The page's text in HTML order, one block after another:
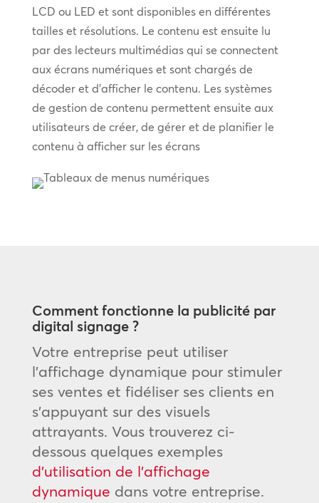
LCD ou LED et sont disponibles en différentes
tailles et résolutions. Le contenu est ensuite lu
par des lecteurs multimédias qui se connectent
aux écrans numériques et sont chargés de
décoder et d’afficher le contenu. Les systèmes
de gestion de contenu permettent ensuite aux
utilisateurs de créer, de gérer et de planifier le
contenu à afficher sur les écrans
Comment fonctionne la publicité par
digital signage ?
Votre entreprise peut utiliser
l’affichage dynamique pour stimuler
ses ventes et fidéliser ses clients en
s’appuyant sur des visuels
attrayants. Vous trouverez ci-
dessous quelques exemples
d’utilisation de l’affichage
dynamique dans votre entreprise.